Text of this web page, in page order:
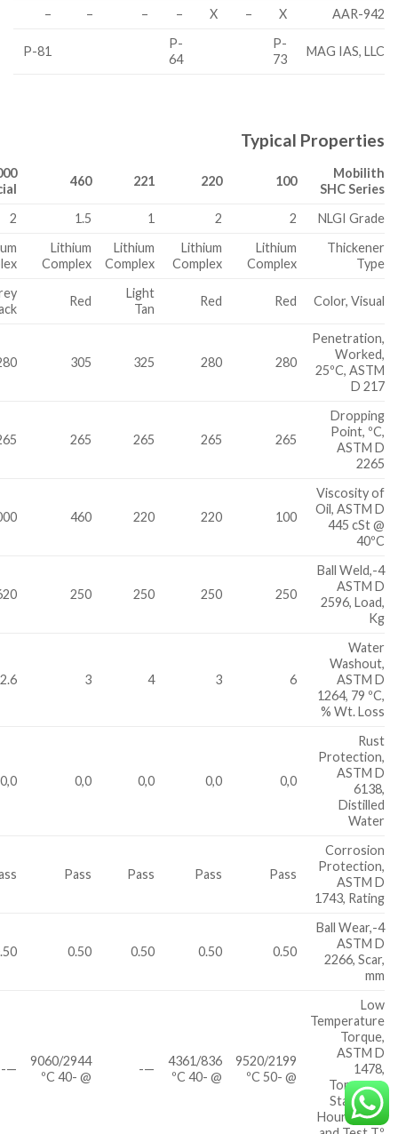
AAR-942
X
–
X
–
–
–
–
MAG IAS, LLC
P-
73
P-
64
P-81
Typical Properties
Mobilith
SHC Series
100
220
221
460
NLGI Grade
2
2
1
1.5
2
Thickener
Type
Lithium
Complex
Lithium
Complex
Lithium
Complex
Lithium
Complex
Color, Visual
Red
Red
Light
Tan
Red
Penetration,
Worked,
25ºC, ASTM
D 217
280
280
325
305
Dropping
Point, ºC,
ASTM D
2265
265
265
265
265
Viscosity of
Oil, ASTM D
445 cSt @
40ºC
100
220
220
460
4-Ball Weld,
ASTM D
2596, Load,
Kg
250
250
250
250
Water
Washout,
ASTM D
1264, 79 ºC,
% Wt. Loss
6
3
4
3
2.6
Rust
Protection,
ASTM D
6138,
Distilled
Water
0,0
0,0
0,0
0,0
0,0
Corrosion
Protection,
ASTM D
1743, Rating
Pass
Pass
Pass
Pass
4-Ball Wear,
ASTM D
2266, Scar,
mm
0.50
0.50
0.50
0.50
Low
Temperature
Torque,
ASTM D
1478,
Torque @
Startup/1
Hour in gcm
9520/2199
@ -50 ºC
4361/836
@ -40 ºC
—-
9060/2944
@ -40 ºC
—-